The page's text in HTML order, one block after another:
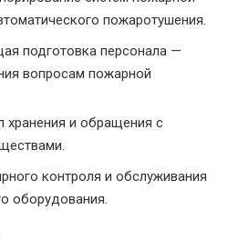
пожаротушения.
подготовка персонала —
вопросам пожарной
хранения и обращения с
контроля и обслуживания
оборудования.